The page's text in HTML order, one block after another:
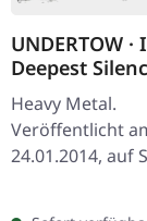
UNDERTOW ·
Deepest
Heavy Metal.
Veröffentlicht
24.01.2014, auf
Chaos Records.
Jewelcase.